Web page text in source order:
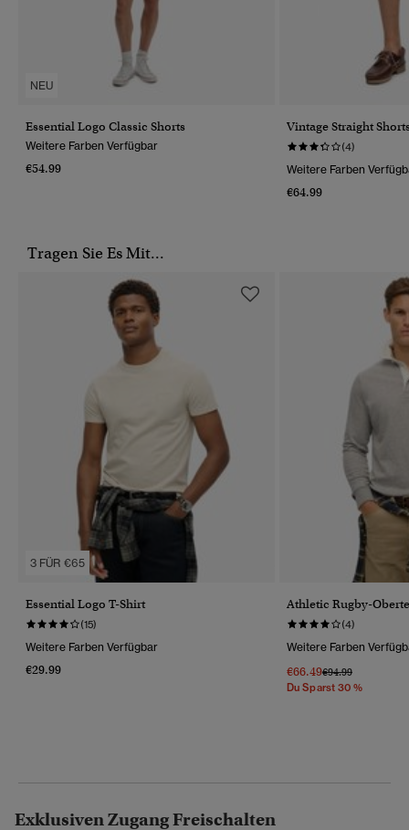
NEU
Essential Logo Classic Shorts
Weitere Farben Verfügbar
€54.99
Vintage Straight
(4)
Weitere Farben
€64.99
Tragen Sie Es Mit...
3 FÜR €65
Essential Logo T-Shirt
(15)
Weitere Farben Verfügbar
€29.99
Athletic Rugby-
(4)
Weitere Farben
€66.49Preis Wurde
€94.99Bis
Du Sparst 30 %
Exklusiven Zugang Freischalten